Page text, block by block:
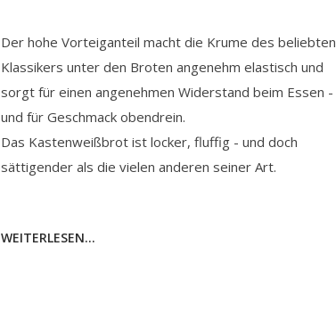
Der hohe Vorteiganteil macht die Krume des beliebten
Klassikers unter den Broten angenehm elastisch und
sorgt für einen angenehmen Widerstand beim Essen -
und für Geschmack obendrein.
Das Kastenweißbrot ist locker, fluffig - und doch
sättigender als die vielen anderen seiner Art.
WEITERLESEN...